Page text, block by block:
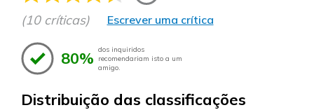
(10 críticas) Escrever uma crítica
80% dos inquiridos
recomendariam isto a um
amigo.
Distribuição das classificações